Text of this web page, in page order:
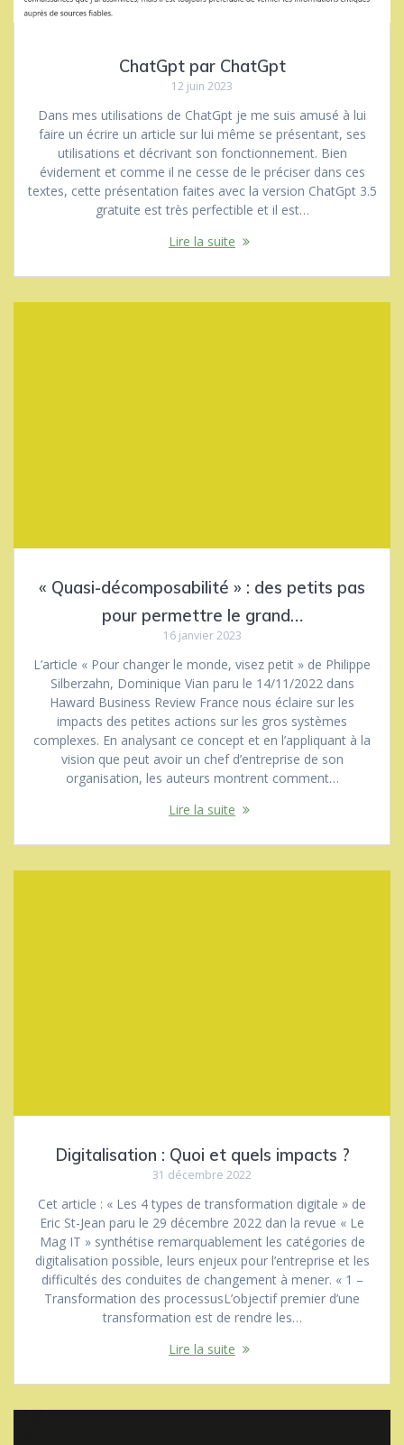
ChatGpt par ChatGpt
12 juin 2023
Dans mes utilisations de ChatGpt je me suis amusé à lui
faire un écrire un article sur lui même se présentant, ses
utilisations et décrivant son fonctionnement. Bien
évidement et comme il ne cesse de le préciser dans ces
textes, cette présentation faites avec la version ChatGpt 3.5
gratuite est très perfectible et il est…
Lire la suite
« Quasi-décomposabilité » : des petits pas
pour permettre le grand…
16 janvier 2023
L’article « Pour changer le monde, visez petit » de Philippe
Silberzahn, Dominique Vian paru le 14/11/2022 dans
Haward Business Review France nous éclaire sur les
impacts des petites actions sur les gros systèmes
complexes. En analysant ce concept et en l’appliquant à la
vision que peut avoir un chef d’entreprise de son
organisation, les auteurs montrent comment…
Lire la suite
Digitalisation : Quoi et quels impacts ?
31 décembre 2022
Cet article : « Les 4 types de transformation digitale » de
Eric St-Jean paru le 29 décembre 2022 dan la revue « Le
Mag IT » synthétise remarquablement les catégories de
digitalisation possible, leurs enjeux pour l’entreprise et les
difficultés des conduites de changement à mener. « 1 –
Transformation des processusL’objectif premier d’une
transformation est de rendre les…
Lire la suite